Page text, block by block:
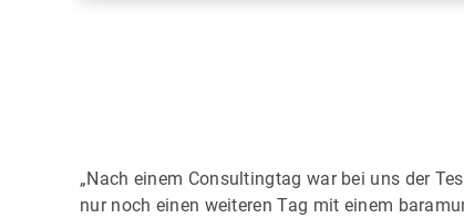
„Nach einem Consultingtag war bei uns der
nur noch einen weiteren Tag mit einem